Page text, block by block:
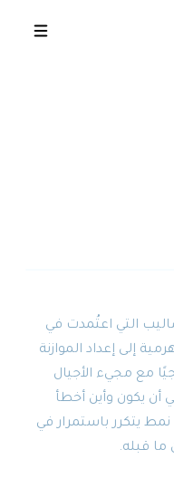
التي اعتُمدت في
إلى إعداد الموازنة
مع مجيء الأجيال
أن يكون وأين أخطأ
يتكرر باستمرار في
ما قبله.